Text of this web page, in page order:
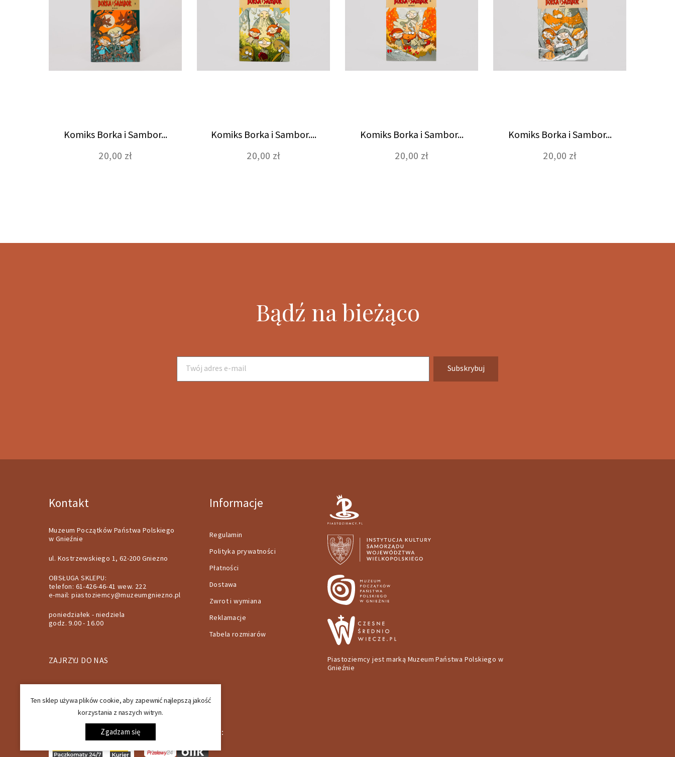
Komiks Borka i Sambor...
20,00 zł
Komiks Borka i Sambor....
20,00 zł
Komiks Borka i Sambor...
20,00 zł
Komiks Borka i Sambor...
20,00 zł
Bądź na bieżąco
Kontakt
Muzeum Początków Państwa Polskiego
w Gnieźnie
ul. Kostrzewskiego 1, 62-200 Gniezno
OBSŁUGA SKLEPU:
telefon: 61-426-46-41 wew. 222
e-mail:piastoziemcy@muzeumgniezno.pl
poniedziałek - niedziela
godz. 9.00 - 16.00
ZAJRZYJ DO NAS
Informacje
Regulamin
Polityka prywatności
Płatności
Dostawa
Zwrot i wymiana
Reklamacje
Tabela rozmiarów
Piastoziemcy jest marką Muzeum Państwa Polskiego w
Gnieźnie
Ten sklep używa plików cookie, aby zapewnić najlepszą jakość
korzystania z naszych witryn.
Zgadzam się
SPOSOBY DOSTAWY: SPOSOBY PŁATNOŚCI: